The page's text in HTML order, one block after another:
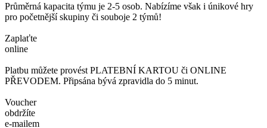
Průměrná kapacita týmu je 2-5 osob. Nabízíme však i únikové hry
pro početnější skupiny či souboje 2 týmů!
Zaplaťte
online
Platbu můžete provést PLATEBNÍ KARTOU či ONLINE
PŘEVODEM. Připsána bývá zpravidla do 5 minut.
Voucher
obdržíte
e-mailem